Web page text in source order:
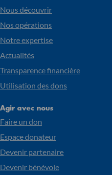
Nous découvrir
Nos opérations
Notre expertise
Actualités
Transparence financière
Utilisation des dons
Agir avec nous
Faire un don
Espace donateur
Devenir partenaire
Devenir bénévole